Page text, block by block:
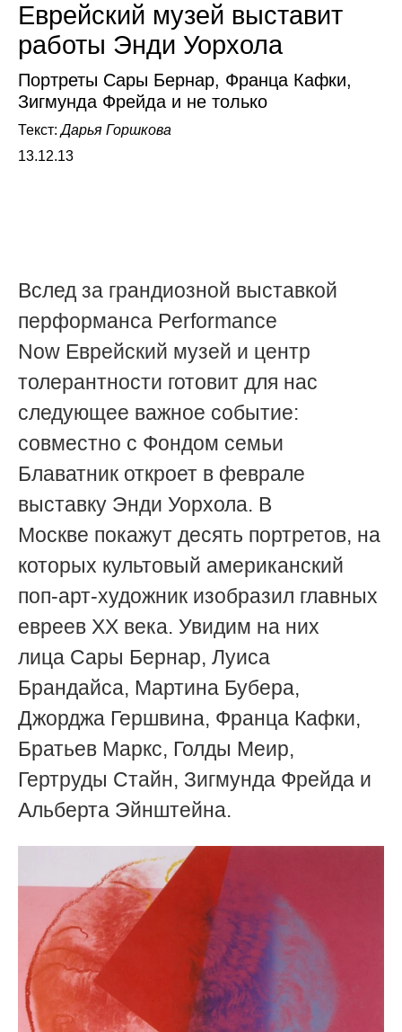
Еврейский музей выставит
работы Энди Уорхола
Портреты Сары Бернар, Франца Кафки,
Зигмунда Фрейда и не только
Текст:Дарья Горшкова
13.12.13
Вслед за грандиозной выставкой
перформанса Performance
Now Еврейский музей и центр
толерантности готовит для нас
следующее важное событие:
совместно с Фондом семьи
Блаватник откроет в феврале
выставку Энди Уорхола. В
Москве покажут десять портретов, на
которых культовый американский
поп-арт-художник изобразил главных
евреев XX века. Увидим на них
лица Сары Бернар, Луиса
Брандайса, Мартина Бубера,
Джорджа Гершвина, Франца Кафки,
Братьев Маркс, Голды Меир,
Гертруды Стайн, Зигмунда Фрейда и
Альберта Эйнштейна.